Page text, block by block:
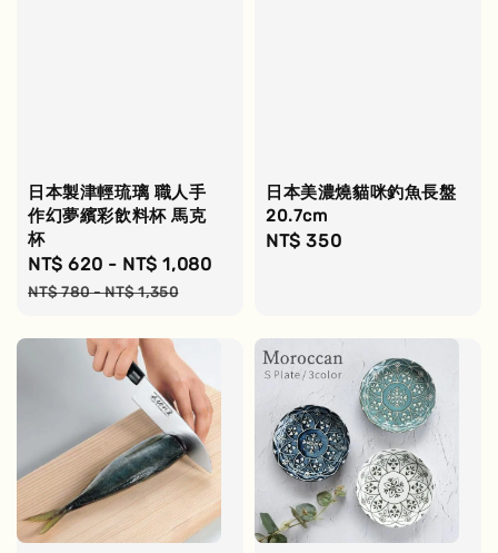
日本製津輕琉璃 職人手
作幻夢繽彩飲料杯 馬克
杯
Sale
price
NT$ 620 - NT$ 1,080
NT$ 780-NT$ 1,350
日本美濃燒貓咪釣魚長盤
20.7cm
Regular
NT$ 350